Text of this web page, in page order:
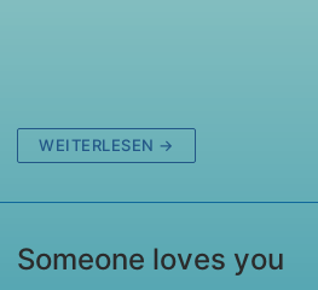
WEITERLESEN →
Someone loves you